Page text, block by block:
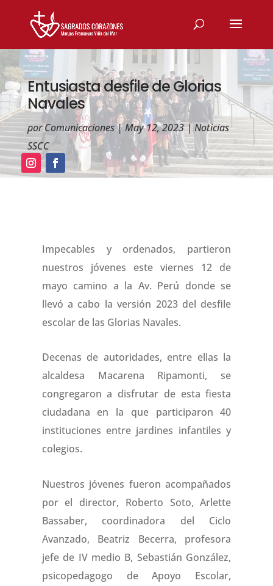
Entusiasta desfile de Glorias
Navales
porComunicaciones|May 12, 2023|Noticias
SSCC
Impecables y ordenados, partieron
nuestros jóvenes este viernes 12 de
mayo camino a la Av. Perú donde se
llevó a cabo la versión 2023 del desfile
escolar de las Glorias Navales.
Decenas de autoridades, entre ellas la
alcaldesa Macarena Ripamonti, se
congregaron a disfrutar de esta fiesta
ciudadana en la que participaron 40
instituciones entre jardines infantiles y
colegios.
Nuestros jóvenes fueron acompañados
por el director, Roberto Soto, Arlette
Bassaber, coordinadora del Ciclo
Avanzado, Beatriz Becerra, profesora
jefe de IV medio B, Sebastián González,
psicopedagogo de Apoyo Escolar,